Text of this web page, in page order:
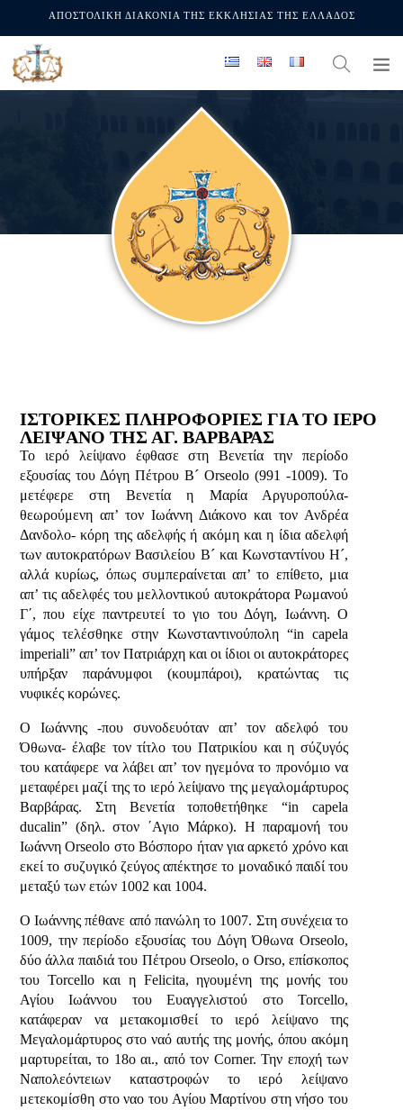
ΑΠΟΣΤΟΛΙΚΗ ΔΙΑΚΟΝΙΑ ΤΗΣ ΕΚΚΛΗΣΙΑΣ ΤΗΣ ΕΛΛΑΔΟΣ
ΙΣΤΟΡΙΚΕΣ ΠΛΗΡΟΦΟΡΙΕΣ ΓΙΑ ΤΟ ΙΕΡΟ
ΛΕΙΨΑΝΟ ΤΗΣ ΑΓ. ΒΑΡΒΑΡΑΣ
Το ιερό λείψανο έφθασε στη Βενετία την περίοδο
εξουσίας του Δόγη Πέτρου Β´ Orseolο (991 -1009). Το
μετέφερε στη Βενετία η Μαρία Αργυροπούλα-
θεωρούμενη απ’ τον Ιωάννη Διάκονο και τον Ανδρέα
Δανδολο- κόρη της αδελφής ή ακόμη και η ίδια αδελφή
των αυτοκρατόρων Βασιλείου Β´ και Κωνσταντίνου Η´,
αλλά κυρίως, όπως συμπεραίνεται απ’ το επίθετο, μια
απ’ τις αδελφές του μελλοντικού αυτοκράτορα Ρωμανού
Γ΄, που είχε παντρευτεί το γιο του Δόγη, Ιωάννη. Ο
γάμος τελέσθηκε στην Κωνσταντινούπολη “in capela
imperiali” απ’ τον Πατριάρχη και οι ίδιοι οι αυτοκράτορες
υπήρξαν παράνυμφοι (κουμπάροι), κρατώντας τις
νυφικές κορώνες.
Ο Ιωάννης -που συνοδευόταν απ’ τον αδελφό του
Όθωνα- έλαβε τον τίτλο του Πατρικίου και η σύζυγός
του κατάφερε να λάβει απ’ τον ηγεμόνα το προνόμιο να
μεταφέρει μαζί της το ιερό λείψανο της μεγαλομάρτυρος
Βαρβάρας. Στη Βενετία τοποθετήθηκε “in capela
ducalin” (δηλ. στον ΄Αγιο Μάρκο). Η παραμονή του
Ιωάννη Orseolo στο Βόσπορο ήταν για αρκετό χρόνο και
εκεί το συζυγικό ζεύγος απέκτησε το μοναδικό παιδί του
μεταξύ των ετών 1002 και 1004.
Ο Ιωάννης πέθανε από πανώλη το 1007. Στη συνέχεια το
1009, την περίοδο εξουσίας του Δόγη Όθωνα Orseolo,
δύο άλλα παιδιά του Πέτρου Orseolo, ο Orso, επίσκοπος
του Torcello και η Felicita, ηγουμένη της μονής του
Αγίου Ιωάννου του Ευαγγελιστού στο Torcello,
κατάφεραν να μετακομισθεί το ιερό λείψανο της
Μεγαλομάρτυρος στο ναό αυτής της μονής, όπου ακόμη
μαρτυρείται, το 18ο αι., από τον Corner. Την εποχή των
Ναπολεόντειων καταστροφών το ιερό λείψανο
μετεκομίσθη στο ναο του Αγίου Μαρτίνου στη νήσο του